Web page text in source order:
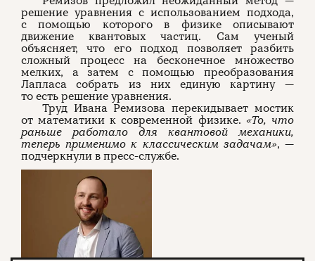
решение уравнения с использованием подхода,
с помощью которого в физике описывают
движение квантовых частиц. Сам ученый
объясняет, что его подход позволяет разбить
сложный процесс на бесконечное множество
мелких, а затем с помощью преобразования
Лапласа собрать из них единую картину —
то есть решение уравнения.
Труд Ивана Ремизова перекидывает мостик
от математики к современной физике. «То, что
раньше работало для квантовой механики,
теперь применимо к классическим задачам», —
подчеркнули в пресс-службе.